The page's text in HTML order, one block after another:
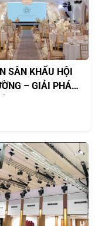
SÂN KHẤU HỘI
– GIẢI PHÁP